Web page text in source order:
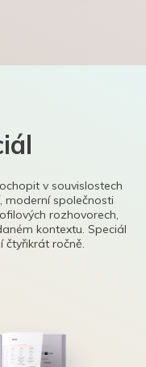
v souvislostech
moderní společnosti
rozhovorech,
kontextu. Speciál
čtyřikrát ročně.